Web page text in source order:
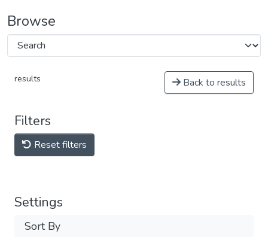
Browse
results Back to results
Filters
Reset filters
Settings
Sort By